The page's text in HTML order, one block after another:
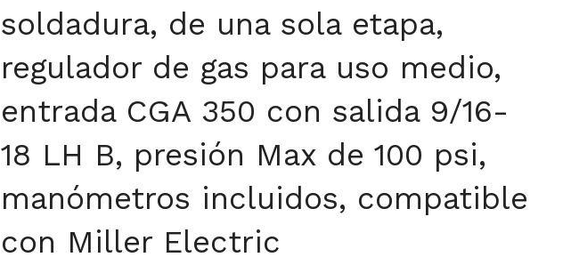
soldadura, de una sola etapa,
regulador de gas para uso medio,
entrada CGA 350 con salida 9/16-
18 LH B, presión Max de 100 psi,
manómetros incluidos, compatible
con Miller Electric